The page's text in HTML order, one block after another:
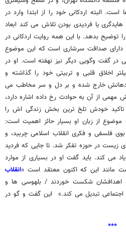
البته اردکانی خود را از ابتدا وارد در
هایدگری یا فردیدی بودن تلاش می کند ابعاد
توضیح بدهد. با این همه روایت اردکانی در
دارای صداقت سرشاری است که این موضوع
در گفت وگویی دیگر نیز نهفته است. او در
اخلاق قلبی و تربیتی خود را گذاشته و
دهانش خارج شده و بر دل و سر مخاطب می
از آن به حوادث رخ داده اشاره دارد،
خودش تلخ ترین بخش زندگی اش را
از زبان او بسیار حائز اهمیت است:
فلسفی و فکری انقلاب اسلامی چربید، و
زیست در حوزه تفکر شد. تا جایی که فردید
می کند. باید گفت او در بسیاری از موارد
مانند این که اکنون معتقد است «انقلاب
اهدافشان شکست خوردند / بلهوسی ها و
تبدیل می کند.» این گفت و گو در
***